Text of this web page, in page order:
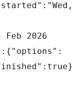
2026